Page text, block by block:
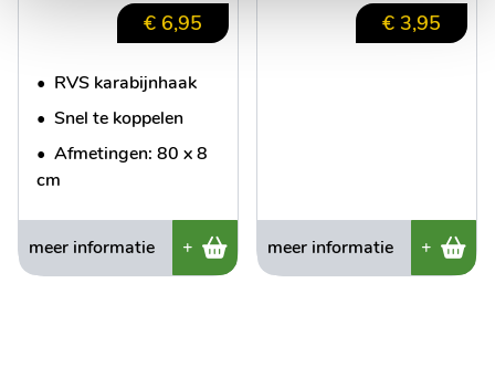
€ 6,95
• RVS karabijnhaak
• Snel te koppelen
• Afmetingen: 80 x 8
cm
meer informatie +
€ 3,95
meer informatie +